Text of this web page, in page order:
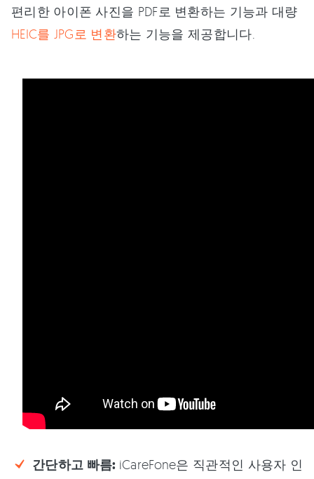
편리한 아이폰 사진을 PDF로 변환하는 기능과 대량
HEIC를 JPG로 변환하는 기능을 제공합니다.
간단하고 빠름: iCareFone은 직관적인 사용자 인